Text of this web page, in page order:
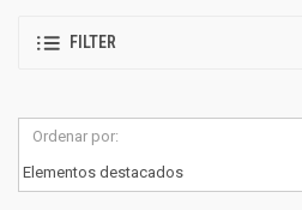
FILTER
Ordenar por: